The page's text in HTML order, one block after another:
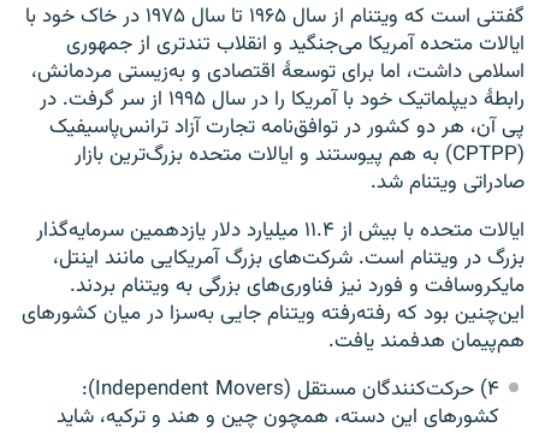
گفتنی است که ویتنام از سال ۱۹۶۵ تا سال ۱۹۷۵ در خاک خود با
ایالات متحده آمریکا می‌جنگید و انقلاب تندتری از جمهوری
اسلامی داشت، اما برای توسعهٔ اقتصادی و به‌زیستی مردمانش،
رابطهٔ دیپلماتیک خود با آمریکا را در سال ۱۹۹۵ از سر گرفت. در
پی آن، هر دو کشور در توافق‌نامه تجارت آزاد ترانس‌پاسیفیک
(CPTPP) به هم پیوستند و ایالات متحده بزرگ‌ترین بازار
صادراتی ویتنام شد.
ایالات متحده با بیش از ۱۱.۴ میلیارد دلار یازدهمین سرمایه‌گذار
بزرگ در ویتنام است. شرکت‌های بزرگ آمریکایی مانند اینتل،
مایکروسافت و فورد نیز فناوری‌های بزرگی به ویتنام بردند.
این‌چنین بود که رفته‌رفته ویتنام جایی به‌سزا در میان کشورهای
هم‌پیمان هدفمند یافت.
۴) حرکت‌کنندگان مستقل (Independent Movers):
کشورهای این دسته، همچون چین و هند و ترکیه، شاید